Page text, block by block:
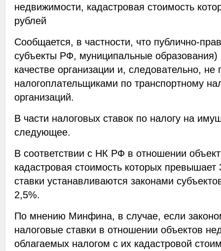
недвижимости, кадастровая стоимость
рублей
Сообщается, в частности, что публично-
субъекты РФ, муниципальные образования)
качестве организации и, следовательно, не
налогоплательщиками по транспортному
организаций.
В части налоговых ставок по налогу на
следующее.
В соответствии с НК РФ в отношении
кадастровая стоимость которых
ставки устанавливаются законами
2,5%.
По мнению Минфина, в случае, если
налоговые ставки в отношении объектов
облагаемых налогом с их кадастровой